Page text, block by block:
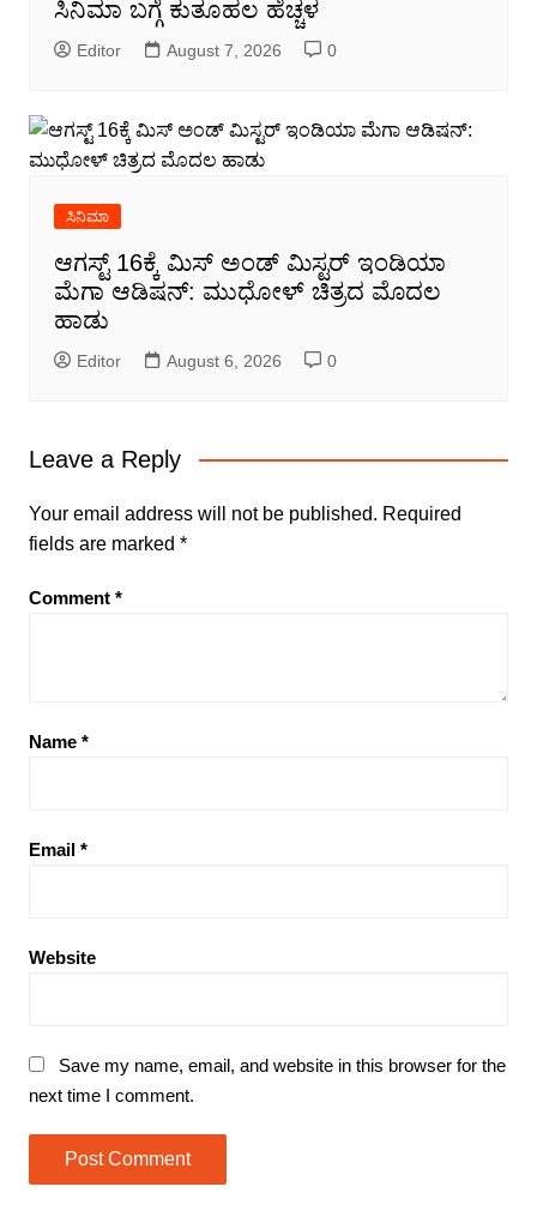
ಸಿನಿಮಾ ಬಗ್ಗೆ ಕುತೂಹಲ ಹೆಚ್ಚಳ
Editor August 7, 2026 0
ಸಿನಿಮಾ
ಆಗಸ್ಟ್ 16ಕ್ಕೆ ಮಿಸ್ ಅಂಡ್ ಮಿಸ್ಟರ್ ಇಂಡಿಯಾ
ಮೆಗಾ ಆಡಿಷನ್: ಮುಧೋಳ್ ಚಿತ್ರದ ಮೊದಲ
ಹಾಡು
Editor August 6, 2026 0
Leave a Reply
Your email address will not be published. Required
fields are marked *
Comment *
Name *
Email *
Website
Save my name, email, and website in this browser for the
next time I comment.